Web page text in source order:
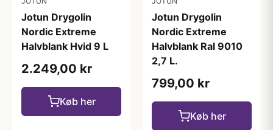
Jotun Drygolin
Nordic Extreme
Halvblank Hvid 9 L
2.249,00 kr
Køb her
Jotun Drygolin
Nordic Extreme
Halvblank Ral 9010
2,7 L.
799,00 kr
Køb her